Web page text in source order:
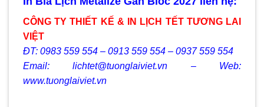
CÔNG TY THIẾT KẾ & IN LỊCH TẾT TƯƠNG LAI
VIỆT
ĐT: 0983 559 554 – 0913 559 554 – 0937 559 554
Email: lichtet@tuonglaiviet.vn – Web:
www.tuonglaiviet.vn